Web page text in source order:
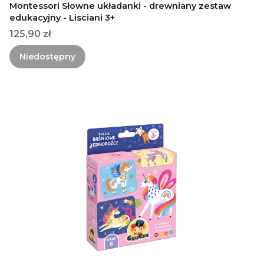
Montessori Słowne układanki - drewniany zestaw
edukacyjny - Lisciani 3+
Cena
125,90 zł
Niedostępny